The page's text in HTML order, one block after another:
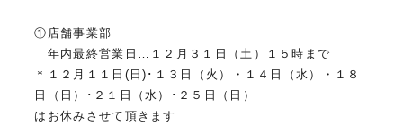
①店舗事業部
年内最終営業日…１２月３１日（土）１５時まで
＊１２月１１日(日)･１３日（火）・１４日（水）・１８
日（日）･２１日（水）･２５日（日）
はお休みさせて頂きます